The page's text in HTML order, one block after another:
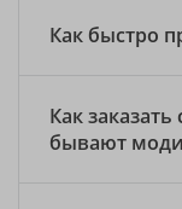
Как быстро
Как
бывают